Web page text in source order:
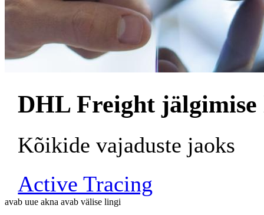
DHL Freight jälgimise
Kõikide vajaduste jaoks
Active Tracing
avab uue akna avab välise lingi